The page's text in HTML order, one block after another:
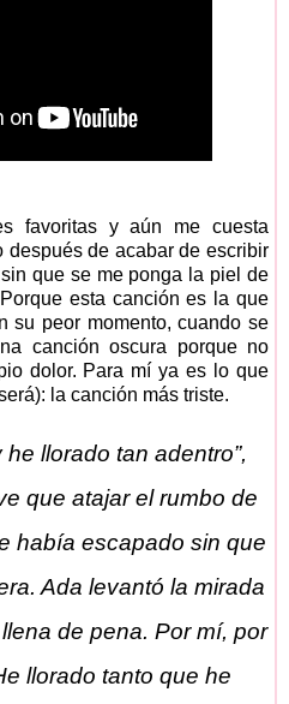
favoritas y aún me cuesta
después de acabar de escribir
que se me ponga la piel de
esta canción es la que
su peor momento, cuando se
canción oscura porque no
dolor. Para mí ya es lo que
la canción más triste.
llorado tan adentro”,
que atajar el rumbo de
había escapado sin que
Ada levantó la mirada
de pena. Por mí, por
llorado tanto que he